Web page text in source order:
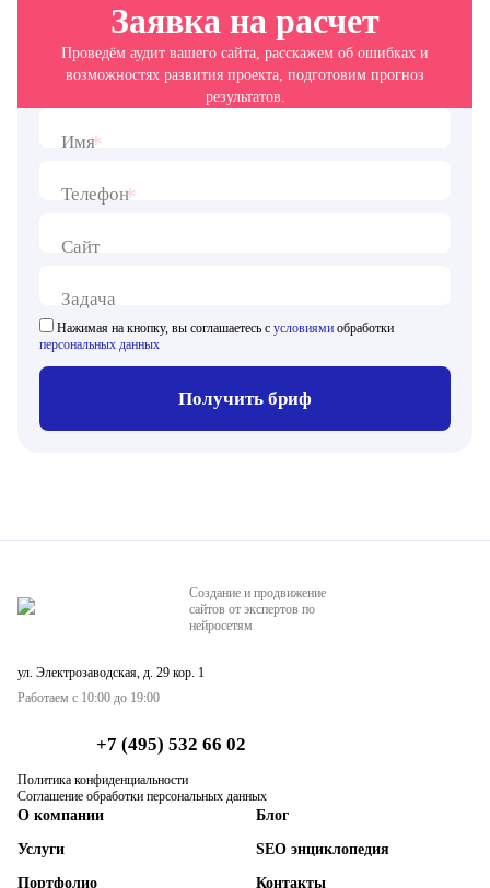
Заявка на расчет
Проведём аудит вашего сайта, расскажем об ошибках и
возможностях развития проекта, подготовим прогноз
результатов.
Имя*
Телефон*
Сайт
Задача
Нажимая на кнопку, вы соглашаетесь с условиями обработки
персональных данных
Получить бриф
Создание и продвижение
сайтов от экспертов по
нейросетям
ул. Электрозаводская, д. 29 кор. 1
Работаем с 10:00 до 19:00
+7 (495) 532 66 02
Политика конфиденциальности
Соглашение обработки персональных данных
О компании
Услуги
Портфолио
Блог
SEO энциклопедия
Контакты